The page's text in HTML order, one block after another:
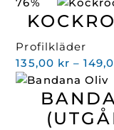
var:
Profilkläder
135,00 kr –